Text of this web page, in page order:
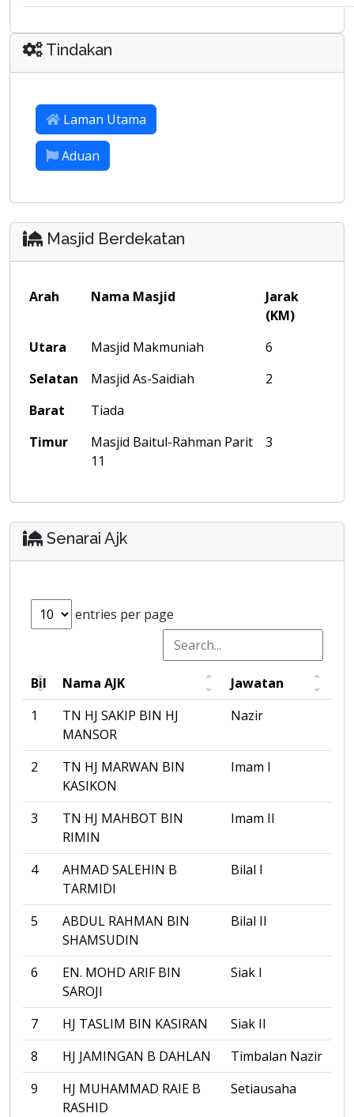
Tindakan
Laman Utama
Aduan
Masjid Berdekatan
Arah Nama Masjid
Jarak
(KM)
Utara
Masjid Makmuniah
6
Selatan
Masjid As-Saidiah
2
Barat
Tiada
Timur
Masjid Baitul-Rahman Parit
11
3
Senarai Ajk
entries per page
Bil Nama AJK
Jawatan
1
TN HJ SAKIP BIN HJ
MANSOR
Nazir
2
TN HJ MARWAN BIN
KASIKON
Imam I
3
TN HJ MAHBOT BIN
RIMIN
Imam II
4
AHMAD SALEHIN B
TARMIDI
Bilal I
5
ABDUL RAHMAN BIN
SHAMSUDIN
Bilal II
6
EN. MOHD ARIF BIN
SAROJI
Siak I
7 HJ TASLIM BIN KASIRAN
Siak II
8
HJ JAMINGAN B DAHLAN
Timbalan Nazir
9
HJ MUHAMMAD RAIE B
RASHID
Setiausaha